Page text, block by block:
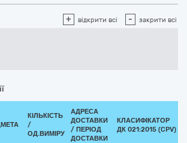
+ відкрити всі - закрити всі
КІЛЬКІСТЬ
/
ОД.ВИМІРУ
АДРЕСА
ДОСТАВКИ
/ ПЕРІОД
ДОСТАВКИ
КЛАСИФІКАТОР
ДК 021:2015 (CPV)